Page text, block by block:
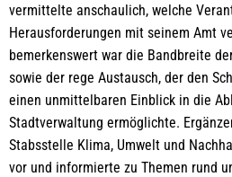
vermittelte anschaulich, welche
Herausforderungen mit seinem Amt
bemerkenswert war die Bandbreite
sowie der rege Austausch, der den
einen unmittelbaren Einblick in die
Stadtverwaltung ermöglichte.
Stabsstelle Klima, Umwelt und
vor und informierte zu Themen rund